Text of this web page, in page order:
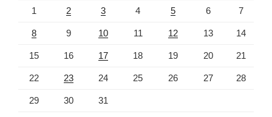
1 2 3 4 5 6 7
8 9 10 11 12 13 14
15 16 17 18 19 20 21
22 23 24 25 26 27 28
29 30 31